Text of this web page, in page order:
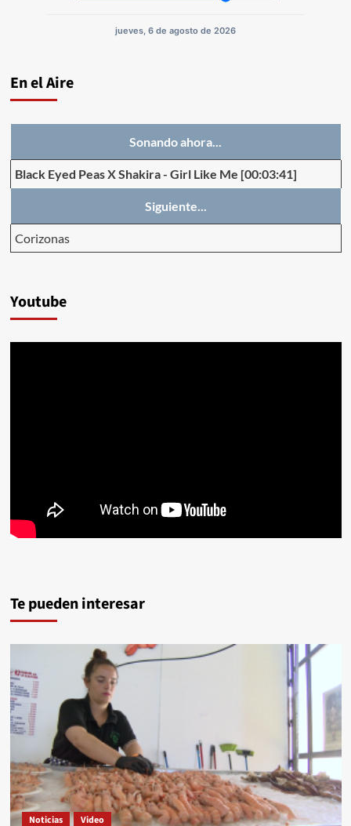
jueves, 6 de agosto de 2026
En el Aire
Sonando ahora...
Black Eyed Peas X Shakira- Girl Like Me [00:03:41]
Siguiente...
Corizonas
Youtube
Te pueden interesar
Noticias Video